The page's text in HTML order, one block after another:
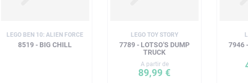
LEGO BEN 10: ALIEN FORCE
8519 - BIG CHILL
LEGO TOY STORY
7789 - LOTSO'S DUMP
TRUCK
A partir de
89,99 €
7946